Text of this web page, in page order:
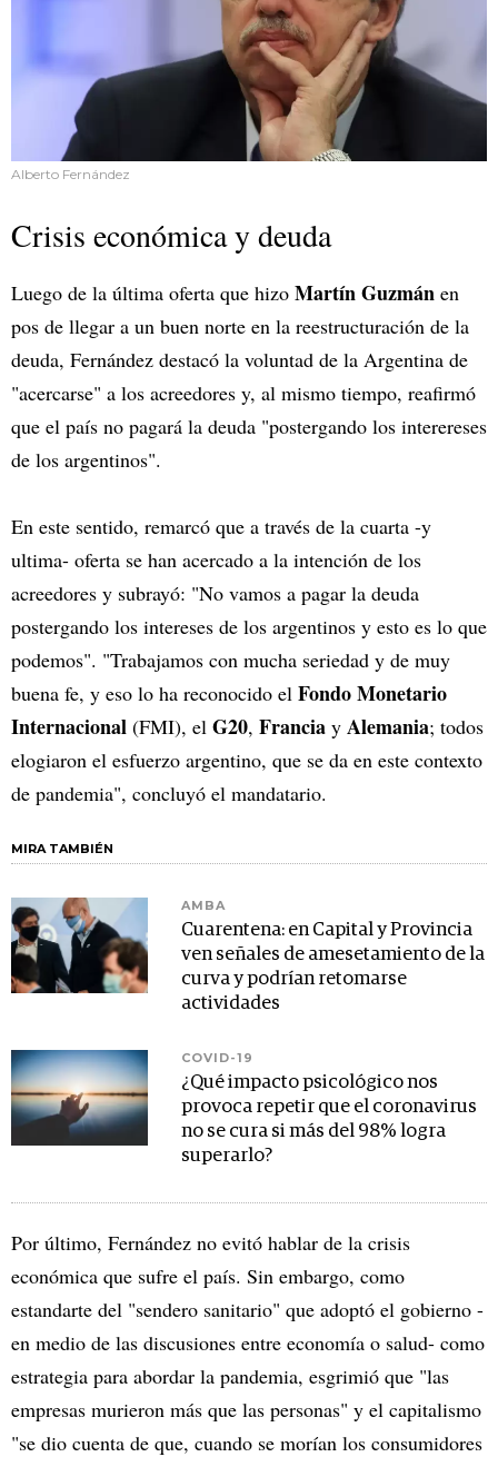
Alberto Fernández
Crisis económica y deuda
Luego de la última oferta que hizo Martín Guzmán en
pos de llegar a un buen norte en la reestructuración de la
deuda, Fernández destacó la voluntad de la Argentina de
"acercarse" a los acreedores y, al mismo tiempo, reafirmó
que el país no pagará la deuda "postergando los interereses
de los argentinos".
En este sentido, remarcó que a través de la cuarta -y
ultima- oferta se han acercado a la intención de los
acreedores y subrayó: "No vamos a pagar la deuda
postergando los intereses de los argentinos y esto es lo que
podemos". "Trabajamos con mucha seriedad y de muy
buena fe, y eso lo ha reconocido el Fondo Monetario
Internacional (FMI), el G20, Francia y Alemania; todos
elogiaron el esfuerzo argentino, que se da en este contexto
de pandemia", concluyó el mandatario.
MIRA TAMBIÉN
AMBA
Cuarentena: en Capital y Provincia
ven señales de amesetamiento de la
curva y podrían retomarse
actividades
COVID-19
¿Qué impacto psicológico nos
provoca repetir que el coronavirus
no se cura si más del 98% logra
superarlo?
Por último, Fernández no evitó hablar de la crisis
económica que sufre el país. Sin embargo, como
estandarte del "sendero sanitario" que adoptó el gobierno -
en medio de las discusiones entre economía o salud- como
estrategia para abordar la pandemia, esgrimió que "las
empresas murieron más que las personas" y el capitalismo
"se dio cuenta de que, cuando se morían los consumidores